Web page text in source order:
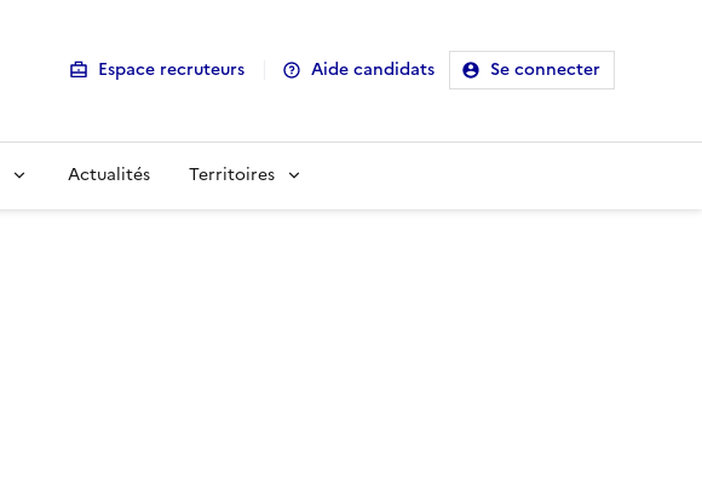
Espace recruteurs Aide candidats Se connecter
Actualités Territoires